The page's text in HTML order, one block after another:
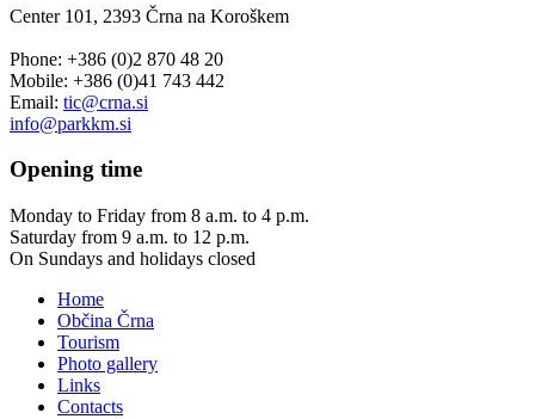
Center 101, 2393 Črna na Koroškem
Phone: +386 (0)2 870 48 20
Mobile: +386 (0)41 743 442
Email: tic@crna.si
info@parkkm.si
Opening time
Monday to Friday from 8 a.m. to 4 p.m.
Saturday from 9 a.m. to 12 p.m.
On Sundays and holidays closed
Home
Občina Črna
Tourism
Photo gallery
Links
Contacts